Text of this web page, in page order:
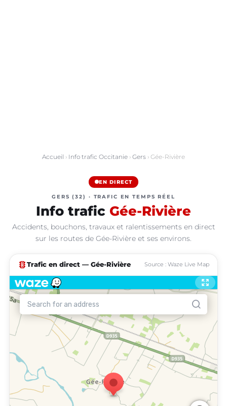
Accueil › Info trafic Occitanie › Gers › Gée-Rivière
EN DIRECT
GERS (32) · TRAFIC EN TEMPS RÉEL
Info trafic Gée-Rivière
Accidents, bouchons, travaux et ralentissements en direct
sur les routes de Gée-Rivière et ses environs.
traffic Trafic en direct — Gée-Rivière Source : Waze Live Map